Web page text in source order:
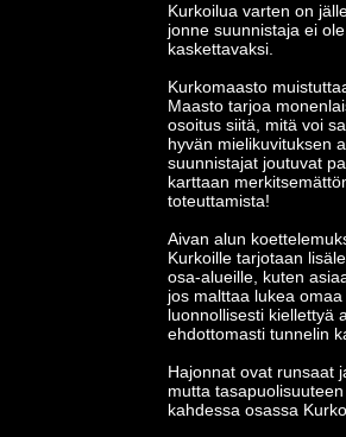
Kurkoilua varten on
jonne suunnistaja ei
kaskettavaksi.
Kurkomaasto
Maasto tarjoa
osoitus siitä, mitä voi
hyvän mielikuvituksen
suunnistajat joutuvat
karttaan
toteuttamista!
Aivan alun
Kurkoille tarjotaan
osa-alueille, kuten
jos malttaa lukea
luonnollisesti kiellettyä
ehdottomasti tunnelin
Hajonnat ovat runsaat
mutta
kahdessa osassa